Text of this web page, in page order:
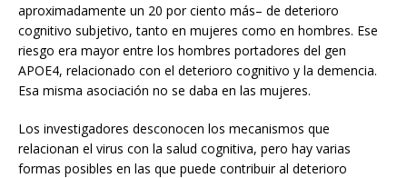
aproximadamente un 20 por ciento más– de deterioro
cognitivo subjetivo, tanto en mujeres como en hombres. Ese
riesgo era mayor entre los hombres portadores del gen
APOE4, relacionado con el deterioro cognitivo y la demencia.
Esa misma asociación no se daba en las mujeres.
Los investigadores desconocen los mecanismos que
relacionan el virus con la salud cognitiva, pero hay varias
formas posibles en las que puede contribuir al deterioro